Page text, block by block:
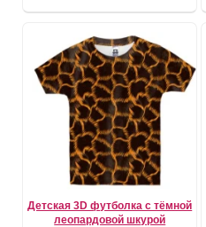
Детская 3D футболка с тёмной
леопардовой шкурой